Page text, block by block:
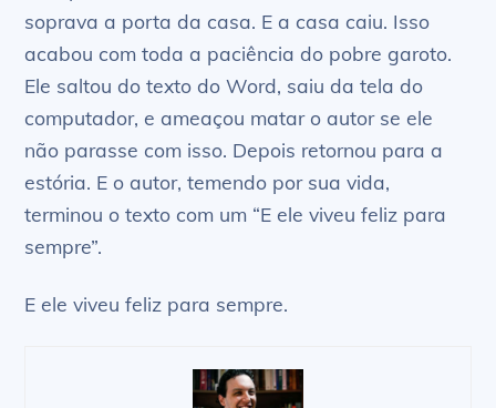
soprava a porta da casa. E a casa caiu. Isso
acabou com toda a paciência do pobre garoto.
Ele saltou do texto do Word, saiu da tela do
computador, e ameaçou matar o autor se ele
não parasse com isso. Depois retornou para a
estória. E o autor, temendo por sua vida,
terminou o texto com um “E ele viveu feliz para
sempre”.
E ele viveu feliz para sempre.